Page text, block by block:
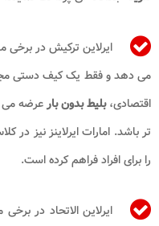
ایرلاین ترکیش در برخی
می دهد و فقط یک کیف دستی
اقتصادی،بلیطبدون بارعرضه می
تر باشد. امارات ایرلاینز نیز در
را برای افراد فراهم کرده است.
ایرلاین الاتحاد در